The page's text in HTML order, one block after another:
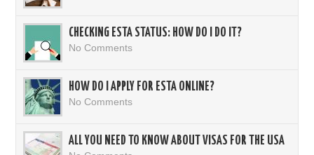
CHECKING ESTA STATUS: HOW DO I DO IT?
No Comments
HOW DO I APPLY FOR ESTA ONLINE?
No Comments
ALL YOU NEED TO KNOW ABOUT VISAS FOR THE USA